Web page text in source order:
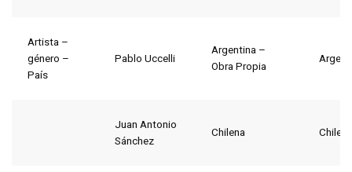
Artista –
género –
País
Pablo Uccelli
Argentina –
Obra Propia
Juan Antonio
Sánchez
Chilena Chile